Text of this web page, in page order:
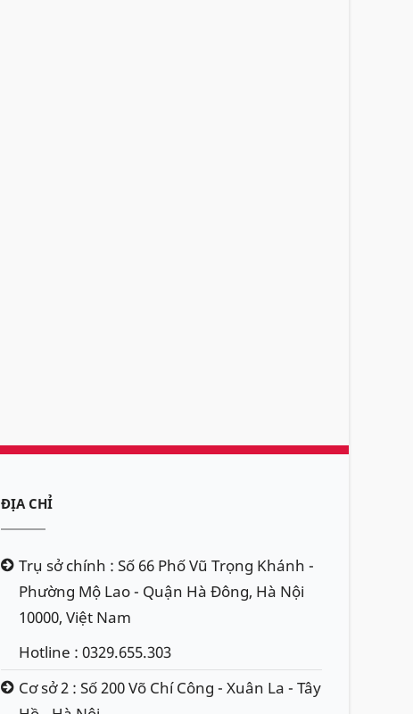
ĐỊA CHỈ
Trụ sở chính : Số 66 Phố Vũ Trọng Khánh -
Phường Mộ Lao - Quận Hà Đông, Hà Nội
10000, Việt Nam
Hotline : 0329.655.303
Cơ sở 2 : Số 200 Võ Chí Công - Xuân La - Tây